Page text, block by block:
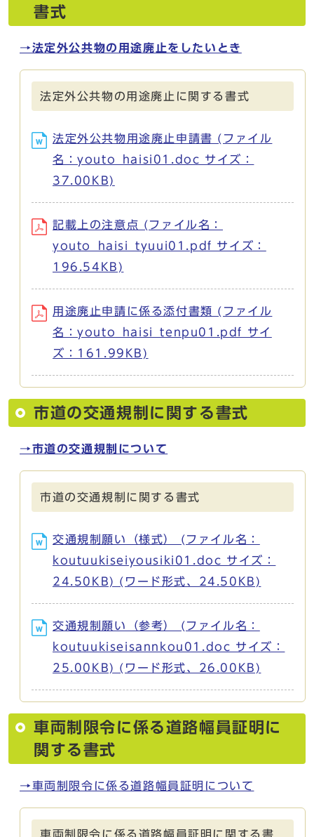
書式
→法定外公共物の用途廃止をしたいとき
法定外公共物の用途廃止に関する書式
法定外公共物用途廃止申請書 (ファイル
名：youto_haisi01.doc サイズ：
37.00KB)
記載上の注意点 (ファイル名：
youto_haisi_tyuui01.pdf サイズ：
196.54KB)
用途廃止申請に係る添付書類 (ファイル
名：youto_haisi_tenpu01.pdf サイ
ズ：161.99KB)
市道の交通規制に関する書式
→市道の交通規制について
市道の交通規制に関する書式
交通規制願い（様式） (ファイル名：
koutuukiseiyousiki01.doc サイズ：
24.50KB) (ワード形式、24.50KB)
交通規制願い（参考） (ファイル名：
koutuukiseisannkou01.doc サイズ：
25.00KB) (ワード形式、26.00KB)
車両制限令に係る道路幅員証明に
関する書式
→車両制限令に係る道路幅員証明について
車両制限令に係る道路幅員証明に関する書